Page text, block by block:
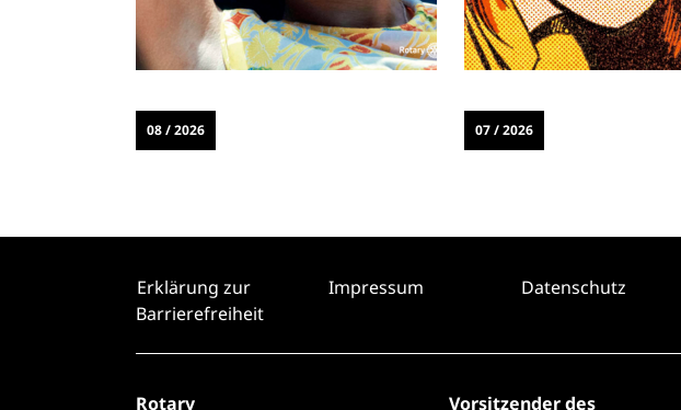
08 / 2026 07 / 2026
Erklärung zur
Barrierefreiheit
Impressum Datenschutz
Rotary Vorsitzender des